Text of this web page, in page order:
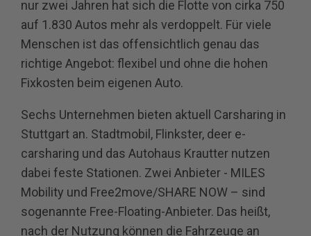
nur zwei Jahren hat sich die Flotte von cirka 750
auf 1.830 Autos mehr als verdoppelt. Für viele
Menschen ist das offensichtlich genau das
richtige Angebot: flexibel und ohne die hohen
Fixkosten beim eigenen Auto.
Sechs Unternehmen bieten aktuell Carsharing in
Stuttgart an. Stadtmobil, Flinkster, deer e-
carsharing und das Autohaus Krautter nutzen
dabei feste Stationen. Zwei Anbieter - MILES
Mobility und Free2move/SHARE NOW – sind
sogenannte Free-Floating-Anbieter. Das heißt,
nach der Nutzung können die Fahrzeuge an